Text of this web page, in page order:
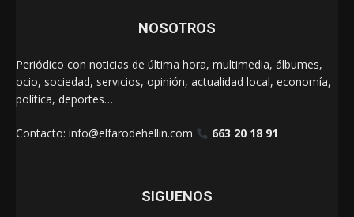
NOSOTROS
Periódico con noticias de última hora, multimedia, álbumes,
ocio, sociedad, servicios, opinión, actualidad local, economía,
política, deportes…
Contacto: info@elfarodehellin.com 663 20 18 91
SIGUENOS